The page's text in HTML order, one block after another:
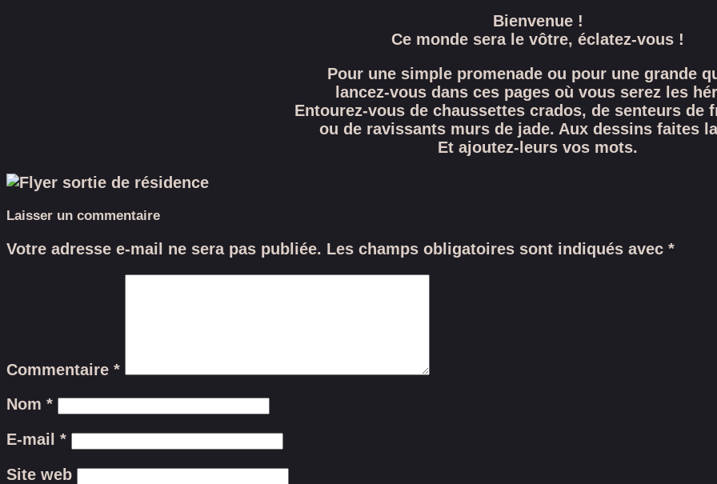
Bienvenue !
Ce monde sera le vôtre, éclatez-vous !
Pour une simple promenade ou pour une grande
lancez-vous dans ces pages où vous serez les
Entourez-vous de chaussettes crados, de senteurs de
ou de ravissants murs de jade. Aux dessins faites
Et ajoutez-leurs vos mots.
Laisser un commentaire
Votre adresse e-mail ne sera pas publiée. Les champs obligatoires sont indiqués avec *
Commentaire *
Nom *
E-mail *
Site web